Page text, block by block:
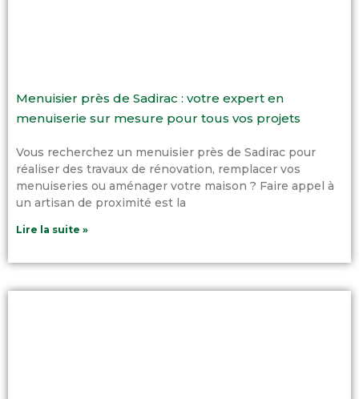
Menuisier près de Sadirac : votre expert en
menuiserie sur mesure pour tous vos projets
Vous recherchez un menuisier près de Sadirac pour
réaliser des travaux de rénovation, remplacer vos
menuiseries ou aménager votre maison ? Faire appel à
un artisan de proximité est la
Lire la suite »